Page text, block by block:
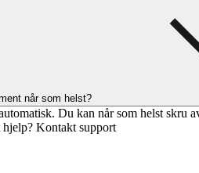
når som helst?
Du kan når som helst skru
hjelp? Kontakt support